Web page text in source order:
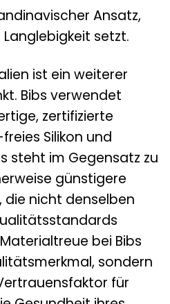
Ansatz,
setzt.
ist ein weiterer
Bibs verwendet
zertifizierte
Silikon und
steht im Gegensatz zu
günstigere
nicht denselben
bei Bibs
sondern
für